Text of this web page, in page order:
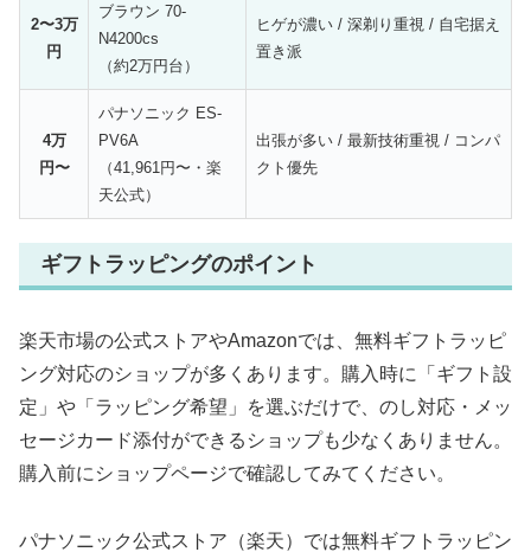
2〜3万
円
ブラウン 70-
N4200cs
（約2万円台）
ヒゲが濃い / 深剃り重視 / 自宅据え
置き派
4万
円〜
パナソニック ES-
PV6A
（41,961円〜・楽
天公式）
出張が多い / 最新技術重視 / コンパ
クト優先
ギフトラッピングのポイント
楽天市場の公式ストアやAmazonでは、無料ギフトラッピ
ング対応のショップが多くあります。購入時に「ギフト設
定」や「ラッピング希望」を選ぶだけで、のし対応・メッ
セージカード添付ができるショップも少なくありません。
購入前にショップページで確認してみてください。
パナソニック公式ストア（楽天）では無料ギフトラッピン